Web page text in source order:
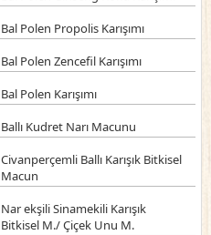
Bal Polen Propolis Karışımı
Bal Polen Zencefil Karışımı
Bal Polen Karışımı
Ballı Kudret Narı Macunu
Civanperçemli Ballı Karışık Bitkisel
Macun
Nar ekşili Sinamekili Karışık
Bitkisel M./ Çiçek Unu M.